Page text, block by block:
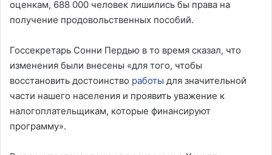
оценкам, 688 000 человек лишились бы права на
получение продовольственных пособий.
Госсекретарь Сонни Пердью в то время сказал, что
изменения были внесены «для того, чтобы
восстановить достоинство работы для значительной
части нашего населения и проявить уважение к
налогоплательщикам, которые финансируют
программу».